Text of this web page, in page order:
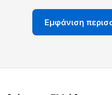
Εμφάνιση